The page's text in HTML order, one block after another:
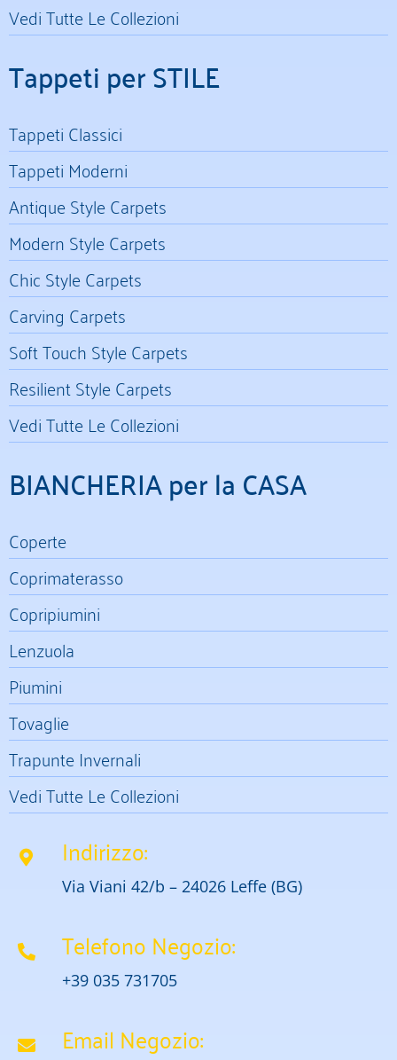
Vedi Tutte Le Collezioni
Tappeti per STILE
Tappeti Classici
Tappeti Moderni
Antique Style Carpets
Modern Style Carpets
Chic Style Carpets
Carving Carpets
Soft Touch Style Carpets
Resilient Style Carpets
Vedi Tutte Le Collezioni
BIANCHERIA per la CASA
Coperte
Coprimaterasso
Copripiumini
Lenzuola
Piumini
Tovaglie
Trapunte Invernali
Vedi Tutte Le Collezioni
Indirizzo:
Via Viani 42/b – 24026 Leffe (BG)
Telefono Negozio:
+39 035 731705
Email Negozio: